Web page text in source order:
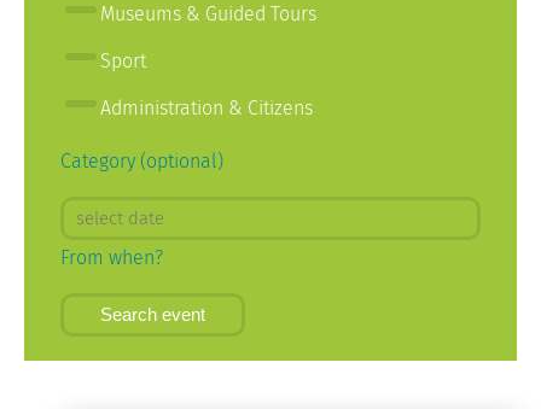
Museums & Guided Tours
Sport
Administration & Citizens
Category (optional)
From when?
Search event